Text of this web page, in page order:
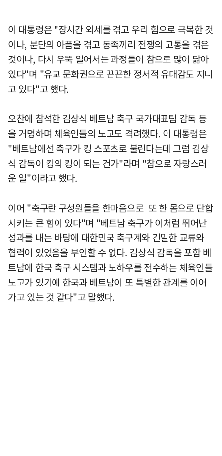
이 대통령은 "장시간 외세를 겪고 우리 힘으로 극복한 것
이나, 분단의 아픔을 겪고 동족끼리 전쟁의 고통을 겪은
것이나, 다시 우뚝 일어서는 과정들이 참으로 많이 닮아
있다"며 "유교 문화권으로 끈끈한 정서적 유대감도 지니
고 있다"고 했다.
오찬에 참석한 김상식 베트남 축구 국가대표팀 감독 등
을 거명하며 체육인들의 노고도 격려했다. 이 대통령은
"베트남에선 축구가 킹 스포츠로 불린다는데 그럼 김상
식 감독이 킹의 킹이 되는 건가"라며 "참으로 자랑스러
운 일"이라고 했다.
이어 "축구란 구성원들을 한마음으로 또 한 몸으로 단합
시키는 큰 힘이 있다"며 "베트남 축구가 이처럼 뛰어난
성과를 내는 바탕에 대한민국 축구계와 긴밀한 교류와
협력이 있었음을 부인할 수 없다. 김상식 감독을 포함 베
트남에 한국 축구 시스템과 노하우를 전수하는 체육인들
노고가 있기에 한국과 베트남이 또 특별한 관계를 이어
가고 있는 것 같다"고 말했다.